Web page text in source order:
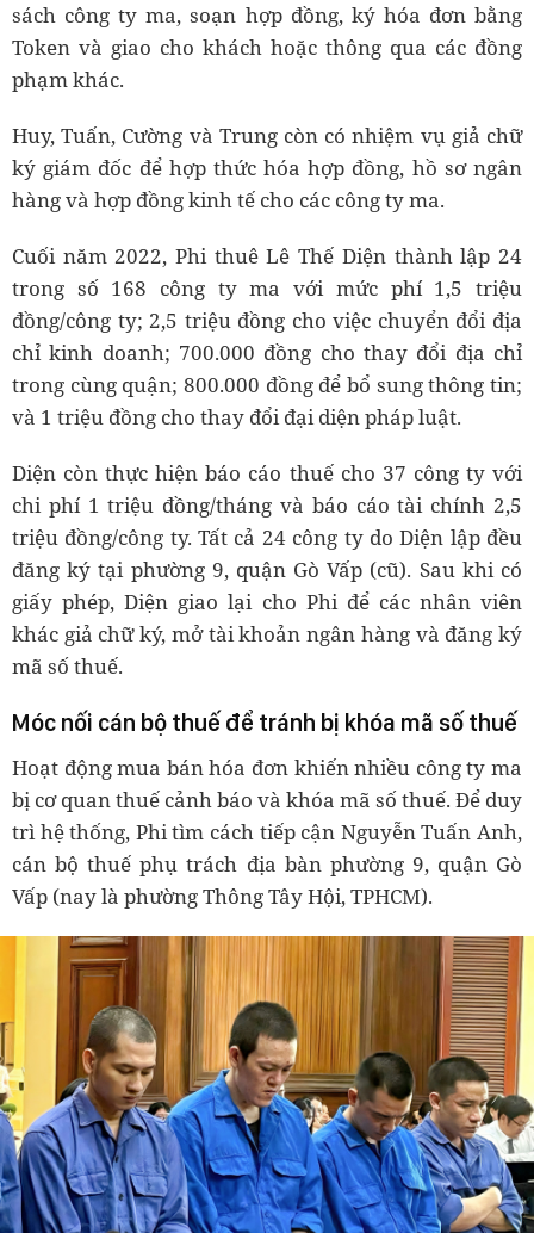
sách công ty ma, soạn hợp đồng, ký hóa đơn bằng
Token và giao cho khách hoặc thông qua các đồng
phạm khác.
Huy, Tuấn, Cường và Trung còn có nhiệm vụ giả chữ
ký giám đốc để hợp thức hóa hợp đồng, hồ sơ ngân
hàng và hợp đồng kinh tế cho các công ty ma.
Cuối năm 2022, Phi thuê Lê Thế Diện thành lập 24
trong số 168 công ty ma với mức phí 1,5 triệu
đồng/công ty; 2,5 triệu đồng cho việc chuyển đổi địa
chỉ kinh doanh; 700.000 đồng cho thay đổi địa chỉ
trong cùng quận; 800.000 đồng để bổ sung thông tin;
và 1 triệu đồng cho thay đổi đại diện pháp luật.
Diện còn thực hiện báo cáo thuế cho 37 công ty với
chi phí 1 triệu đồng/tháng và báo cáo tài chính 2,5
triệu đồng/công ty. Tất cả 24 công ty do Diện lập đều
đăng ký tại phường 9, quận Gò Vấp (cũ). Sau khi có
giấy phép, Diện giao lại cho Phi để các nhân viên
khác giả chữ ký, mở tài khoản ngân hàng và đăng ký
mã số thuế.
Móc nối cán bộ thuế để tránh bị khóa mã số thuế
Hoạt động mua bán hóa đơn khiến nhiều công ty ma
bị cơ quan thuế cảnh báo và khóa mã số thuế. Để duy
trì hệ thống, Phi tìm cách tiếp cận Nguyễn Tuấn Anh,
cán bộ thuế phụ trách địa bàn phường 9, quận Gò
Vấp (nay là phường Thông Tây Hội, TPHCM).